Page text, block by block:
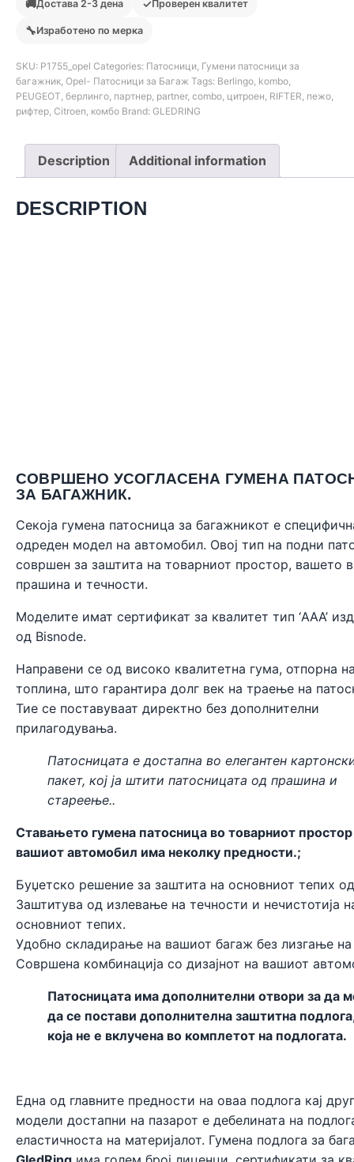
🚚Достава 2-3 дена ✓Проверен квалитет
🔧Изработено по мерка
SKU: Р1755_opel Categories: Патосници, Гумени патосници за
багажник, Opel- Патосници за Багаж Tags: Berlingo, kombo,
PEUGEOT, берлинго, партнер, partner, combo, цитроен, RIFTER, пежо,
рифтер, Citroen, комбо Brand: GLEDRING
Description Additional information
DESCRIPTION
СОВРШЕНО УСОГЛАСЕНА ГУМЕНА
ЗА БАГАЖНИК.
Секоја гумена патосница за багажникот е
одреден модел на автомобил. Овој тип на подни
совршен за заштита на товарниот простор, вашето
прашина и течности.
Моделите имат сертификат за квалитет тип ‘AAA’
од Bisnode.
Направени се од високо квалитетна гума, отпорна
топлина, што гарантира долг век на траење на
Тие се поставуваат директно без дополнителни
прилагодувања.
Патосницата е достапна во елегантен
пакет, кој ја штити патосницата од прашина и
стареење..
Ставањето гумена патосница во товарниот простор
вашиот автомобил има неколку предности.;
Буџетско решение за заштита на основниот тепих
Заштитува од излевање на течности и нечистотија
основниот тепих.
Удобно складирање на вашиот багаж без лизгање на
Совршена комбинација со дизајнот на вашиот
Патосницата има дополнителни отвори за да
да се постави дополнителна заштитна
која не е вклучена во комплетот на подлогата.
Една од главните предности на оваа подлога кај
модели достапни на пазарот е дебелината на
еластичноста на материјалот. Гумена подлога за